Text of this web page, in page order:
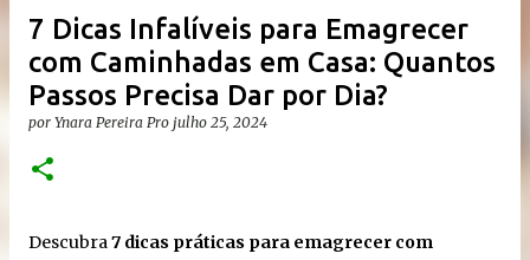
7 Dicas Infalíveis para Emagrecer
com Caminhadas em Casa: Quantos
Passos Precisa Dar por Dia?
por Ynara Pereira Pro julho 25, 2024
Descubra7 dicas práticas para emagrecer com